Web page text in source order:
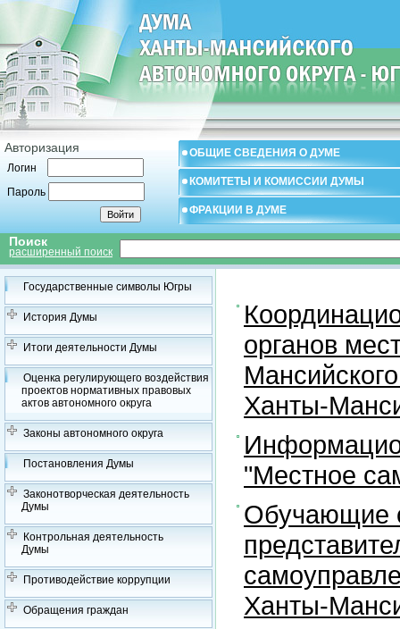
Авторизация
Логин
Пароль
ОБЩИЕ СВЕДЕНИЯ О ДУМЕ
КОМИТЕТЫ И КОМИССИИ ДУМЫ
ФРАКЦИИ В ДУМЕ
Поиск
расширенный поиск
Государственные символы Югры
История Думы
Итоги деятельности Думы
Оценка регулирующего воздействия
проектов нормативных правовых
актов автономного округа
Законы автономного округа
Постановления Думы
Законотворческая деятельность
Думы
Контрольная деятельность
Думы
Противодействие коррупции
Обращения граждан
органов
Ханты-
"Местное
Обучающие
Ханты-